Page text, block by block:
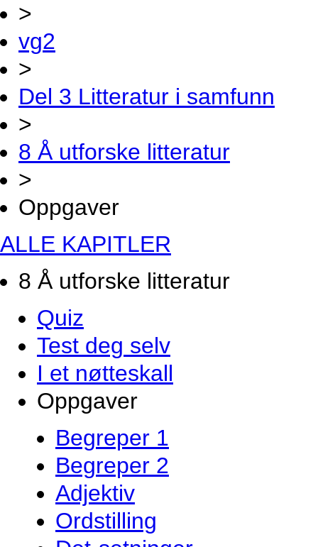
>
vg2
>
Del 3 Litteratur i samfunn
>
8 Å utforske litteratur
>
Oppgaver
ALLE KAPITLER
8 Å utforske litteratur
Quiz
Test deg selv
I et nøtteskall
Oppgaver
Begreper 1
Begreper 2
Adjektiv
Ordstilling